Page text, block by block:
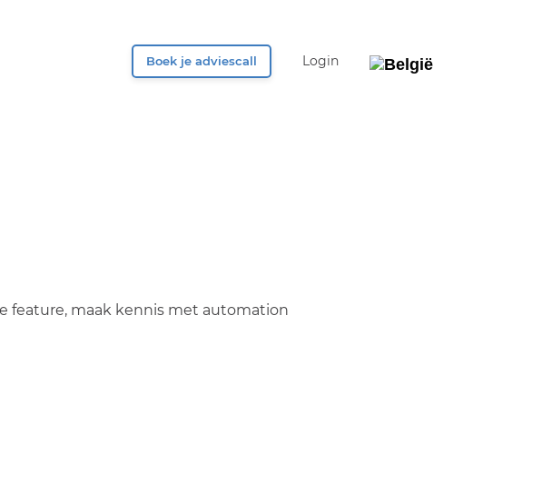
Boek je adviescall Login
feature, maak kennis met automation